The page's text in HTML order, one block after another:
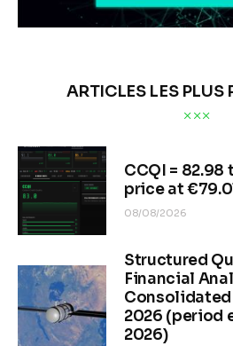
ARTICLES LES PLUS
CCQI = 82.98
price at
08/08/2026
Structured
Financial
2026 (period
2026)